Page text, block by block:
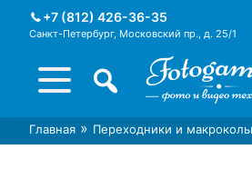
+7 (812) 426-36-35
Санкт-Петербург, Московский пр., д. 25/1
Интернет-
Магазин
Главная » Переходники и